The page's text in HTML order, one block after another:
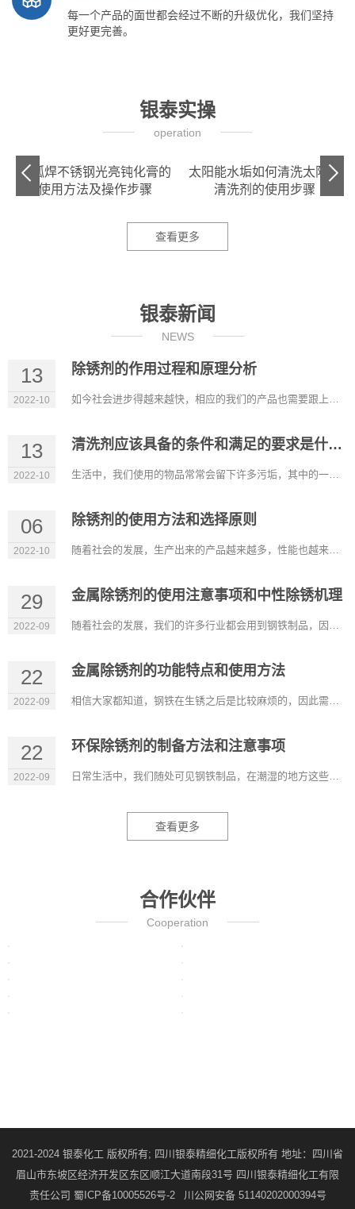
每一个产品的面世都会经过不断的升级优化，我们坚持
更好更完善。
银泰实操
operation
氩弧焊不锈钢光亮钝化膏的
使用方法及操作步骤
太阳能水垢如何清洗太阳能
清洗剂的使用步骤
查看更多
银泰新闻
NEWS
13
2022-10
除锈剂的作用过程和原理分析
13
2022-10
清洗剂应该具备的条件和满足的要求是什么？
06
2022-10
除锈剂的使用方法和选择原则
29
2022-09
金属除锈剂的使用注意事项和中性除锈机理
22
2022-09
金属除锈剂的功能特点和使用方法
22
2022-09
环保除锈剂的制备方法和注意事项
查看更多
合作伙伴
Cooperation
2021-2024 银泰化工 版权所有; 四川银泰精细化工版权所有 地址：四川省
眉山市东坡区经济开发区东区顺江大道南段31号 四川银泰精细化工有限
责任公司 蜀ICP备10005526号-2 川公网安备 51140202000394号